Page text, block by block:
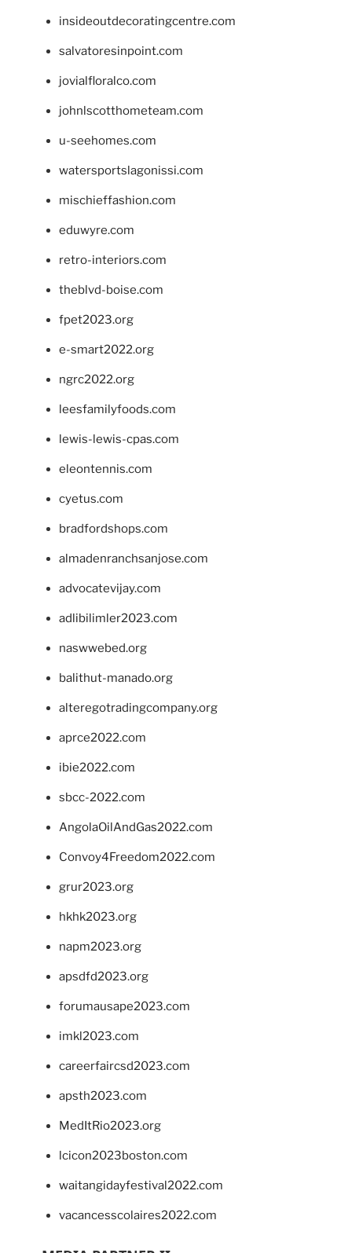
insideoutdecoratingcentre.com
salvatoresinpoint.com
jovialfloralco.com
johnlscotthometeam.com
u-seehomes.com
watersportslagonissi.com
mischieffashion.com
eduwyre.com
retro-interiors.com
theblvd-boise.com
fpet2023.org
e-smart2022.org
ngrc2022.org
leesfamilyfoods.com
lewis-lewis-cpas.com
eleontennis.com
cyetus.com
bradfordshops.com
almadenranchsanjose.com
advocatevijay.com
adlibilimler2023.com
naswwebed.org
balithut-manado.org
alteregotradingcompany.org
aprce2022.com
ibie2022.com
sbcc-2022.com
AngolaOilAndGas2022.com
Convoy4Freedom2022.com
grur2023.org
hkhk2023.org
napm2023.org
apsdfd2023.org
forumausape2023.com
imkl2023.com
careerfaircsd2023.com
apsth2023.com
MedItRio2023.org
lcicon2023boston.com
waitangidayfestival2022.com
vacancesscolaires2022.com